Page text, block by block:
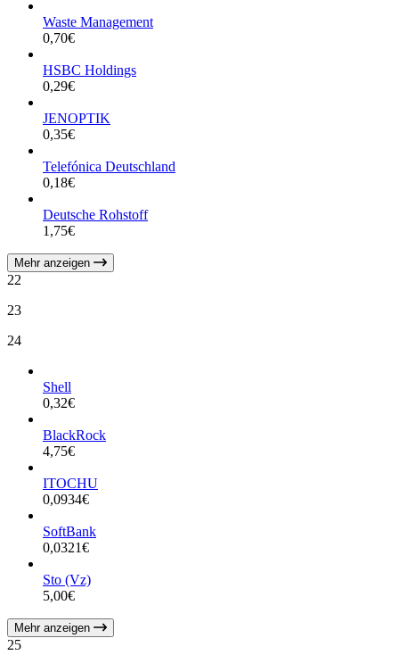
Waste Management
0,70€
HSBC Holdings
0,29€
JENOPTIK
0,35€
Telefónica Deutschland
0,18€
Deutsche Rohstoff
1,75€
Mehr anzeigen
22
23
24
Shell
0,32€
BlackRock
4,75€
ITOCHU
0,0934€
SoftBank
0,0321€
Sto (Vz)
5,00€
Mehr anzeigen
25